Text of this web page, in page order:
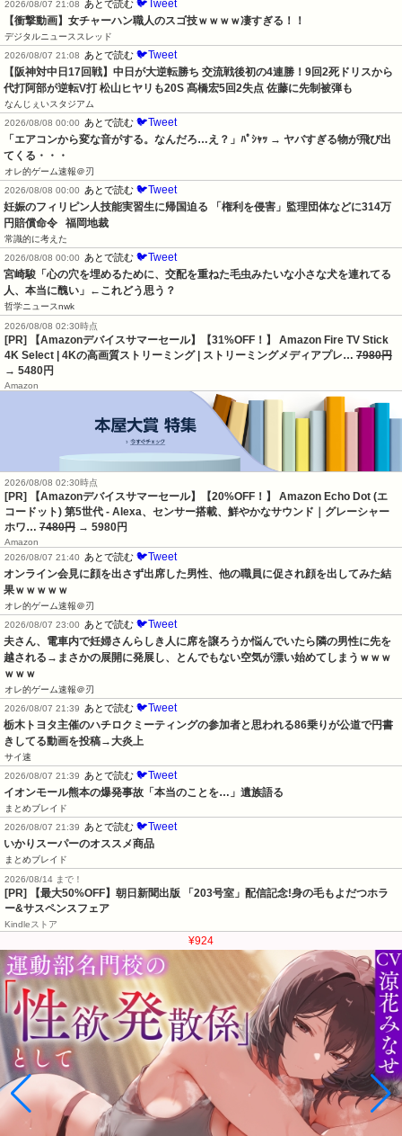
2026/08/07 21:08
あとで読む 🐦Tweet
【衝撃動画】女チャーハン職人のスゴ技ｗｗｗｗ凄すぎる！！
デジタルニューススレッド
2026/08/07 21:08
あとで読む 🐦Tweet
【阪神対中日17回戦】中日が大逆転勝ち 交流戦後初の4連勝！9回2死ドリスから
代打阿部が逆転V打 松山ヒヤリも20S 髙橋宏5回2失点 佐藤に先制被弾も
なんじぇいスタジアム
2026/08/08 00:00
あとで読む 🐦Tweet
「エアコンから変な音がする。なんだろ…え？」ﾊﾟｼｬｯ → ヤバすぎる物が飛び出
てくる・・・
オレ的ゲーム速報＠刃
2026/08/08 00:00
あとで読む 🐦Tweet
妊娠のフィリピン人技能実習生に帰国迫る 「権利を侵害」監理団体などに314万
円賠償命令   福岡地裁
常識的に考えた
2026/08/08 00:00
あとで読む 🐦Tweet
宮崎駿「心の穴を埋めるために、交配を重ねた毛虫みたいな小さな犬を連れてる
人、本当に醜い」←これどう思う？
哲学ニュースnwk
2026/08/08 02:30時点
[PR] 【Amazonデバイスサマーセール】【31%OFF！】 Amazon Fire TV Stick
4K Select | 4Kの高画質ストリーミング | ストリーミングメディアプレ… 7980円
→ 5480円
Amazon
2026/08/08 02:30時点
[PR] 【Amazonデバイスサマーセール】【20%OFF！】 Amazon Echo Dot (エ
コードット) 第5世代 - Alexa、センサー搭載、鮮やかなサウンド｜グレーシャー
ホワ… 7480円 → 5980円
Amazon
2026/08/07 21:40
あとで読む 🐦Tweet
オンライン会見に顔を出さず出席した男性、他の職員に促され顔を出してみた結
果ｗｗｗｗｗ
オレ的ゲーム速報＠刃
2026/08/07 23:00
あとで読む 🐦Tweet
夫さん、電車内で妊婦さんらしき人に席を譲ろうか悩んでいたら隣の男性に先を
越される→まさかの展開に発展し、とんでもない空気が漂い始めてしまうｗｗｗ
ｗｗｗ
オレ的ゲーム速報＠刃
2026/08/07 21:39
あとで読む 🐦Tweet
栃木トヨタ主催のハチロクミーティングの参加者と思われる86乗りが公道で円書
きしてる動画を投稿→大炎上
サイ速
2026/08/07 21:39
あとで読む 🐦Tweet
イオンモール熊本の爆発事故「本当のことを…」遺族語る
まとめブレイド
2026/08/07 21:39
あとで読む 🐦Tweet
いかりスーパーのオススメ商品
まとめブレイド
2026/08/14 まで！
[PR] 【最大50%OFF】朝日新聞出版 「203号室」配信記念!身の毛もよだつホラ
ー&サスペンスフェア
Kindleストア
¥924